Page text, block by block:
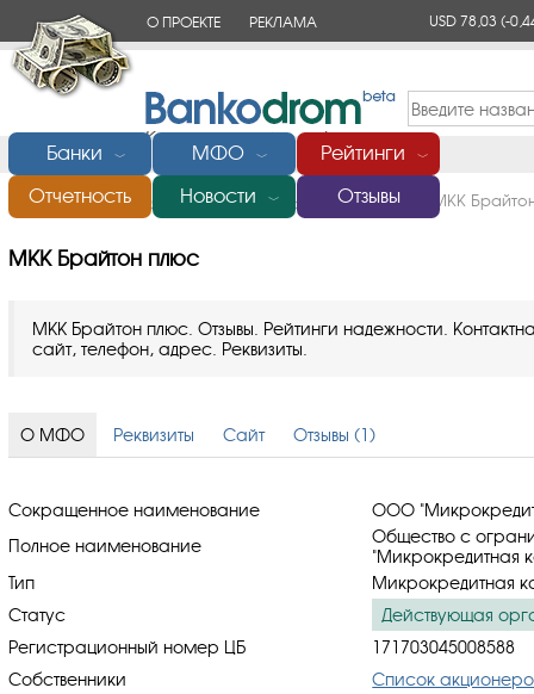
О ПРОЕКТЕ РЕКЛАМА USD 78,03(-
Банки ﹀ МФО ﹀ Рейтинги ﹀
Отчетность Новости ﹀ Отзывы
Главная/Микрофинансовые организации (МФО) МКК
МКК Брайтон плюс
МКК Брайтон плюс. Отзывы. Рейтинги надежности.
сайт, телефон, адрес. Реквизиты.
О МФО Реквизиты Сайт Отзывы (1)
Сокращенное наименование
ООО
Полное наименование
Общество с
"Микрокредитная
Тип
Микрокредитная
Статус
Действующая
Регистрационный номер ЦБ
171703045008588
Собственники
Список